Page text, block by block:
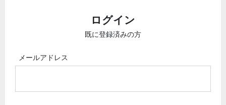
ログイン
既に登録済みの方
メールアドレス